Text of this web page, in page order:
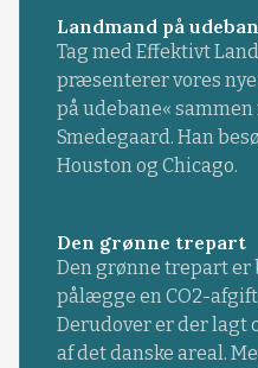
Landmand på
Tag med Effektivt
præsenterer vores
på udebane«
Smedegaard. Han
Houston og Chicago.
Den grønne trepart
Den grønne trepart er
pålægge en CO2-
Derudover er der
af det danske areal.